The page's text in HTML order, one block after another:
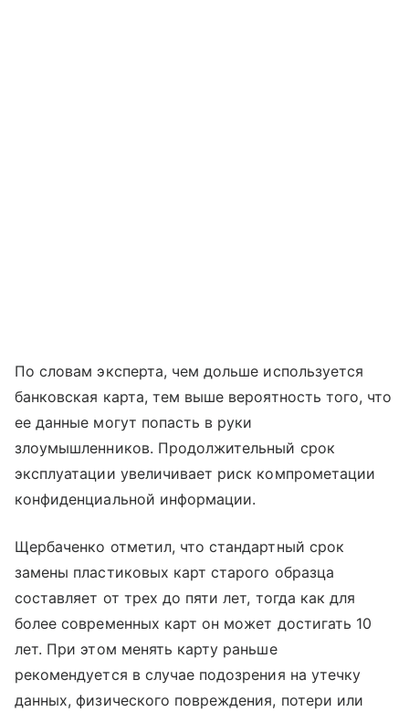
По словам эксперта, чем дольше используется
банковская карта, тем выше вероятность того, что
ее данные могут попасть в руки
злоумышленников. Продолжительный срок
эксплуатации увеличивает риск компрометации
конфиденциальной информации.
Щербаченко отметил, что стандартный срок
замены пластиковых карт старого образца
составляет от трех до пяти лет, тогда как для
более современных карт он может достигать 10
лет. При этом менять карту раньше
рекомендуется в случае подозрения на утечку
данных, физического повреждения, потери или